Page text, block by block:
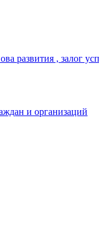
развития , залог
и организаций